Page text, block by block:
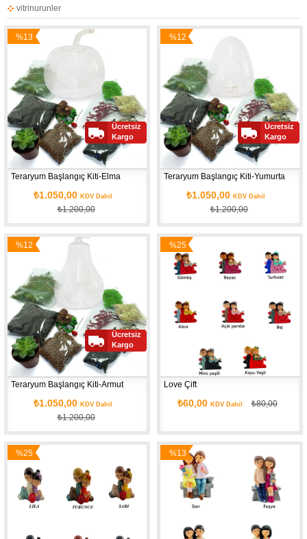
vitrinurunler
Teraryum Başlangıç Kiti-Elma
₺1.050,00 KDV Dahil
₺1.200,00
%13
Ücretsiz
Kargo
Teraryum Başlangıç Kiti-Yumurta
₺1.050,00 KDV Dahil
₺1.200,00
%12
Ücretsiz
Kargo
Teraryum Başlangıç Kiti-Armut
₺1.050,00 KDV Dahil
₺1.200,00
%12
Ücretsiz
Kargo
Love Çift
₺60,00 KDV Dahil ₺80,00
%25
İndirim
%25
İndirim
%13
İndirim